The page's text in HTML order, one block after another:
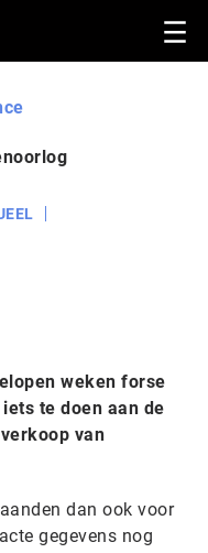
weken forse
te doen aan de
van
dan ook voor
gegevens nog